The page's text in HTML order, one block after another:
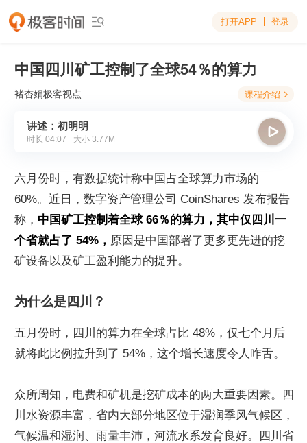
 打开APP 登录
中国四川矿工控制了全球54％的算力
褚杏娟极客视点 课程介绍 
讲述：初明明
时长 04:07 大小 3.77M

六月份时，有数据统计称中国占全球算力市场的
60%。近日，数字资产管理公司 CoinShares 发布报告
称， 中国矿工控制着全球 66％的算力，其中仅四川一
个省就占了 54%， 原因是中国部署了更多更先进的挖
矿设备以及矿工盈利能力的提升。
为什么是四川？
五月份时，四川的算力在全球占比 48%，仅七个月后
就将此比例拉升到了 54%，这个增长速度令人咋舌。
众所周知，电费和矿机是挖矿成本的两大重要因素。四
川水资源丰富，省内大部分地区位于湿润季风气候区，
气候温和湿润、雨量丰沛，河流水系发育良好。四川省